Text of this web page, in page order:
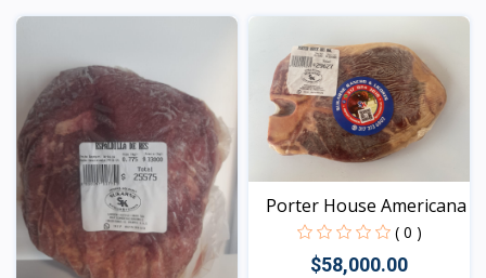
Vista
Porter House Americana
( 0 )
$58,000.00